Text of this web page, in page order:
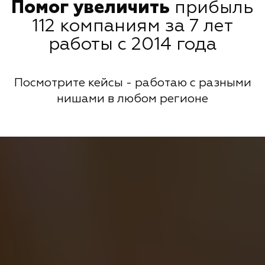
Помог увеличить прибыль
112 компаниям за 7 лет
работы с 2014 года
Посмотрите кейсы - работаю с разными
нишами в любом регионе